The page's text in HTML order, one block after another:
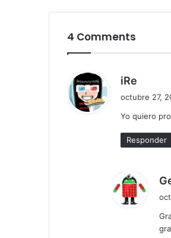
4 Comments
iRe
e
:
octubre 27,
Yo quiero
Responder